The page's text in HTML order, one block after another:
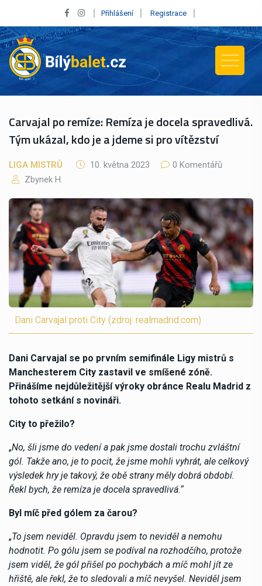
Přihlášení Registrace
Carvajal po remíze: Remíza je docela spravedlivá.
Tým ukázal, kdo je a jdeme si pro vítězství
LIGA MISTRŮ 10. května 2023
0 Komentářů
Zbynek H.
Dani Carvajal proti City (zdroj: realmadrid.com)
Dani Carvajal se po prvním semifinále Ligy mistrů s
Manchesterem City zastavil ve smíšené zóně.
Přinášíme nejdůležitější výroky obránce Realu Madrid z
tohoto setkání s novináři.
City to přežilo?
„No, šli jsme do vedení a pak jsme dostali trochu zvláštní
gól. Takže ano, je to pocit, že jsme mohli vyhrát, ale celkový
výsledek hry je takový, že obě strany měly dobrá období.
Řekl bych, že remíza je docela spravedlivá.“
Byl míč před gólem za čarou?
„To jsem neviděl. Opravdu jsem to neviděl a nemohu
hodnotit. Po gólu jsem se podíval na rozhodčího, protože
jsem viděl, že gól přišel po pochybách a míč mohl jít ze
hřiště, ale řekl, že to sledovali a míč nevyšel. Neviděl jsem